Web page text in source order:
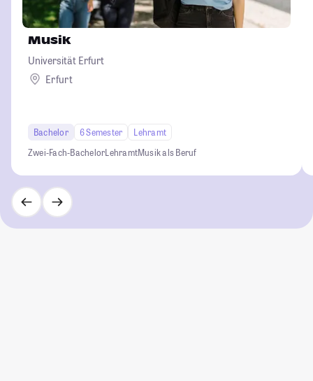
Musik
Universität Erfurt
Erfurt
Bachelor 6 Semester
Lehramt
Zwei-Fach-BachelorLehramtMusik als Beruf